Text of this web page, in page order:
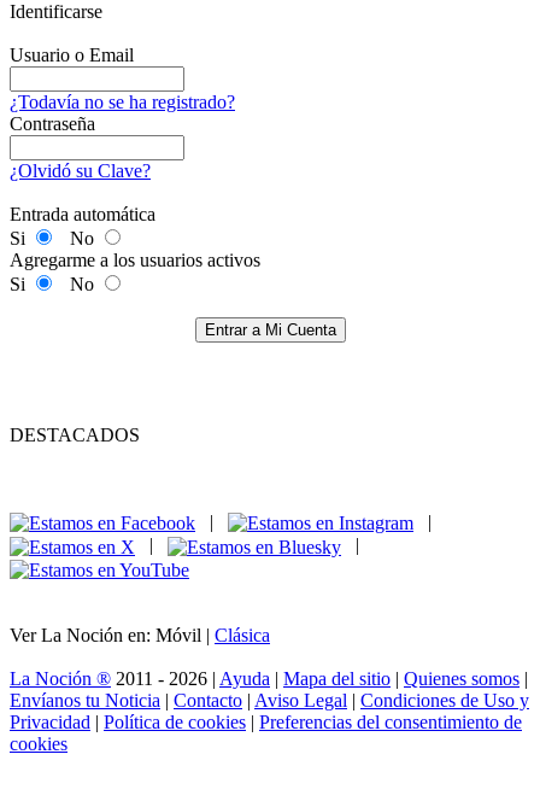
Identificarse
Usuario o Email
¿Todavía no se ha registrado?
Contraseña
¿Olvidó su Clave?
Entrada automática
Si
No
Agregarme a los usuarios activos
Si
No
Entrar a Mi Cuenta
DESTACADOS
|
|
|
|
Ver La Noción en: Móvil | Clásica
La Noción ® 2011 - 2026 | Ayuda | Mapa del sitio | Quienes somos |
Envíanos tu Noticia | Contacto | Aviso Legal | Condiciones de Uso y
Privacidad | Política de cookies | Preferencias del consentimiento de
cookies